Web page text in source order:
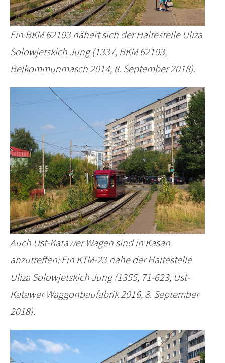
Ein BKM 62103 nähert sich der Haltestelle Uliza
Solowjetskich Jung (1337, BKM 62103,
Belkommunmasch 2014, 8. September 2018).
Auch Ust-Katawer Wagen sind in Kasan
anzutreffen: Ein KTM-23 nahe der Haltestelle
Uliza Solowjetskich Jung (1355, 71-623, Ust-
Katawer Waggonbaufabrik 2016, 8. September
2018).